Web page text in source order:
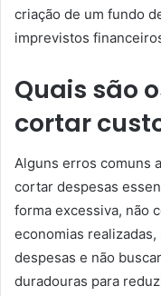
criação de um fundo
imprevistos
Quais são
cortar
Alguns erros comuns
cortar despesas
forma excessiva, não
economias
despesas e não
duradouras para